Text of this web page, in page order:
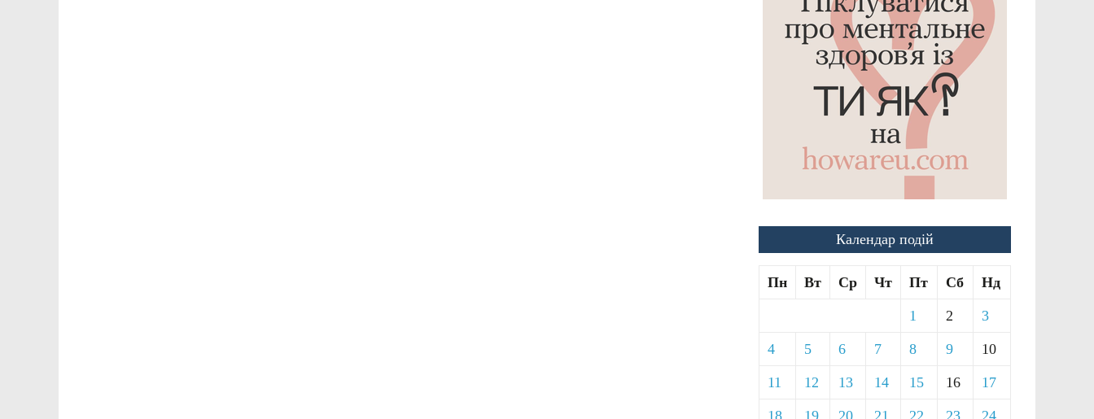
Календар подій
Пн Вт Ср Чт Пт Сб Нд
1 2 3
4 5 6 7 8 9 10
11 12 13 14 15 16 17
18 19 20 21 22 23 24